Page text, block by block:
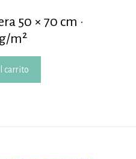
50 × 70 cm ·
m²
carrito